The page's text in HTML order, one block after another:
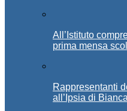
All’Istituto
prima mensa
Rappresentanti
all’Ipsia di